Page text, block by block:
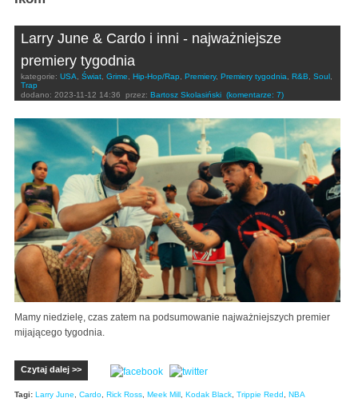
Larry June & Cardo i inni - najważniejsze
premiery tygodnia
kategorie: USA, Świat, Grime, Hip-Hop/Rap, Premiery, Premiery tygodnia, R&B, Soul ,
Trap
dodano: 2023-11-12 14:36 przez: Bartosz Skolasiński (komentarze: 7)
Mamy niedzielę, czas zatem na podsumowanie najważniejszych premier
mijającego tygodnia.
Czytaj dalej >>
Tagi: Larry June Cardo Rick Ross Meek Mill Kodak Black Trippie Redd
NBA